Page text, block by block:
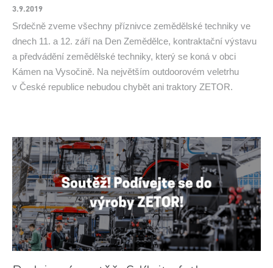
3.9.2019
Srdečně zveme všechny příznivce zemědělské techniky ve
dnech 11. a 12. září na Den Zemědělce, kontraktační výstavu
a předvádění zemědělské techniky, který se koná v obci
Kámen na Vysočině. Na největším outdoorovém veletrhu
v České republice nebudou chybět ani traktory ZETOR.